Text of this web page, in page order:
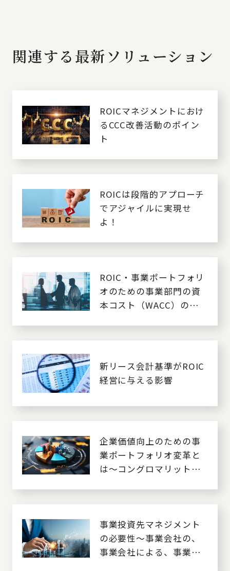
関連する最新ソリューション
ROICマネジメントにおけ
るCCC改善活動のポイン
ト
ROICは段階的アプローチ
でアジャイルに実現せ
よ！
ROIC・事業ポートフォリ
オのための事業部門の資
本コスト（WACC）の算出
新リース会計基準がROIC
経営に与える影響
企業価値向上のための事
業ポートフォリオ変革と
は～コングロマリットデ
事業投資先マネジメント
の必要性～事業会社の、
事業会社による、事業会